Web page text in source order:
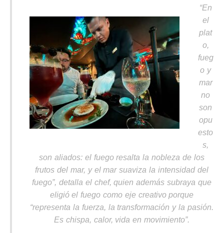
“En
el
plat
o,
fueg
o y
mar
no
son
opu
esto
s,
son aliados: el fuego resalta la nobleza de los
frutos del mar, y el mar suaviza la intensidad del
fuego”, detalla el chef, quien además subraya que
eligió el fuego como eje creativo porque
“representa la fuerza, la transformación y la pasión.
Es chispa, calor, vida en movimiento”.